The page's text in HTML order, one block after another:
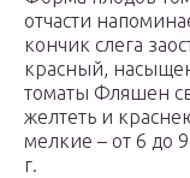
отчасти
кончик слега
красный,
томаты Фляшен
желтеть и
мелкие – от 6 до
г.